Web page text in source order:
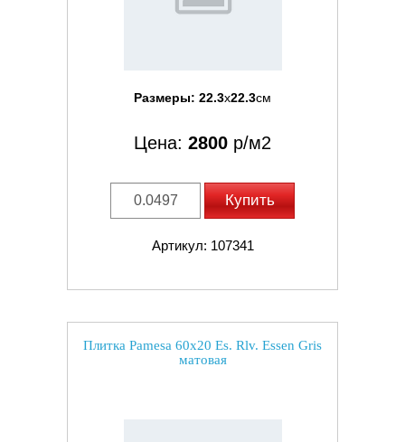
Размеры: 22.3x22.3см
Цена: 2800 р/м2
Купить
Артикул: 107341
Плитка Pamesa 60x20 Es. Rlv. Essen Gris
матовая